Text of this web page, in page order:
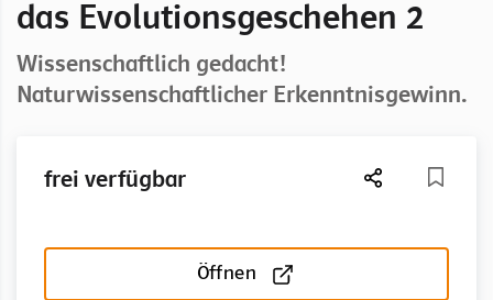
das Evolutionsgeschehen 2
Wissenschaftlich gedacht!
Naturwissenschaftlicher Erkenntnisgewinn.
frei verfügbar
Öffnen